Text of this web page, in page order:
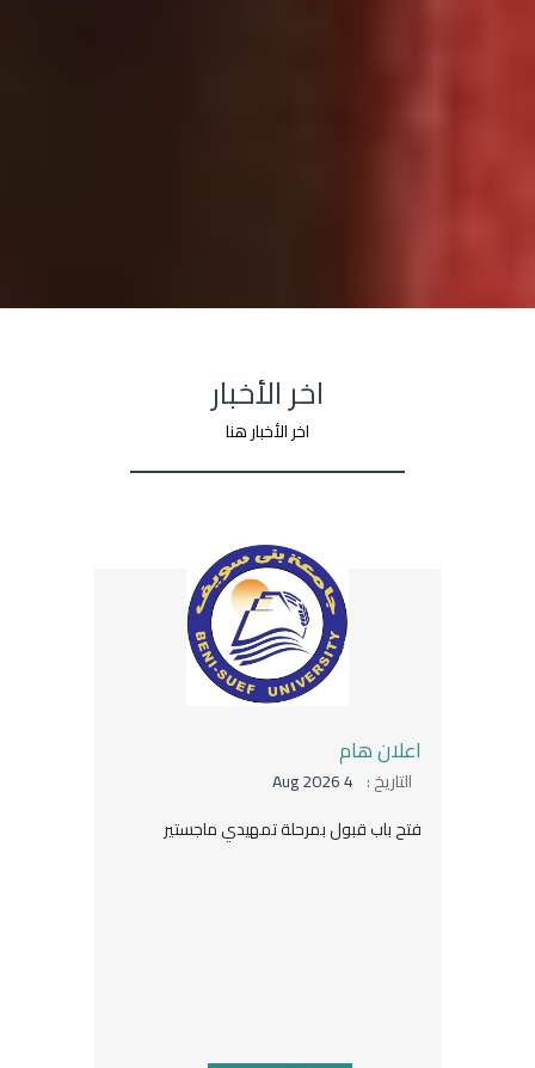
اخر الأخبار
اخر الأخبار هنا
اعلان هام
التاريخ : 4 Aug 2026
فتح باب قبول بمرحلة تمهيدي ماجستير